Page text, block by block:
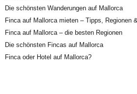
Die schönsten Wanderungen auf Mallorca
Finca auf Mallorca mieten – Tipps, Regionen
Finca auf Mallorca – die besten Regionen
Die schönsten Fincas auf Mallorca
Finca oder Hotel auf Mallorca?